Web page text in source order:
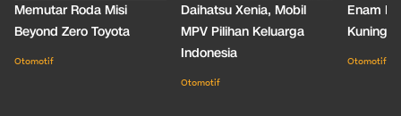
Memutar Roda Misi
Beyond Zero Toyota
Otomotif
Daihatsu Xenia, Mobil
MPV Pilihan Keluarga
Indonesia
Otomotif
Enam
Kuning
Otomotif